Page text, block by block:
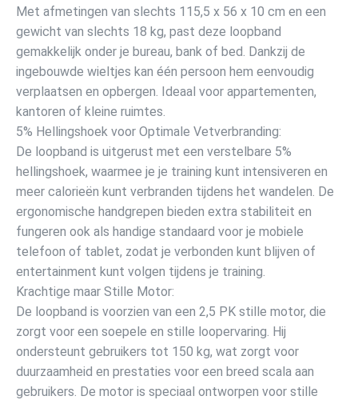
Met afmetingen van slechts 115,5 x 56 x 10 cm en een
gewicht van slechts 18 kg, past deze loopband
gemakkelijk onder je bureau, bank of bed. Dankzij de
ingebouwde wieltjes kan één persoon hem eenvoudig
verplaatsen en opbergen. Ideaal voor appartementen,
kantoren of kleine ruimtes.
5% Hellingshoek voor Optimale Vetverbranding:
De loopband is uitgerust met een verstelbare 5%
hellingshoek, waarmee je je training kunt intensiveren en
meer calorieën kunt verbranden tijdens het wandelen. De
ergonomische handgrepen bieden extra stabiliteit en
fungeren ook als handige standaard voor je mobiele
telefoon of tablet, zodat je verbonden kunt blijven of
entertainment kunt volgen tijdens je training.
Krachtige maar Stille Motor:
De loopband is voorzien van een 2,5 PK stille motor, die
zorgt voor een soepele en stille loopervaring. Hij
ondersteunt gebruikers tot 150 kg, wat zorgt voor
duurzaamheid en prestaties voor een breed scala aan
gebruikers. De motor is speciaal ontworpen voor stille